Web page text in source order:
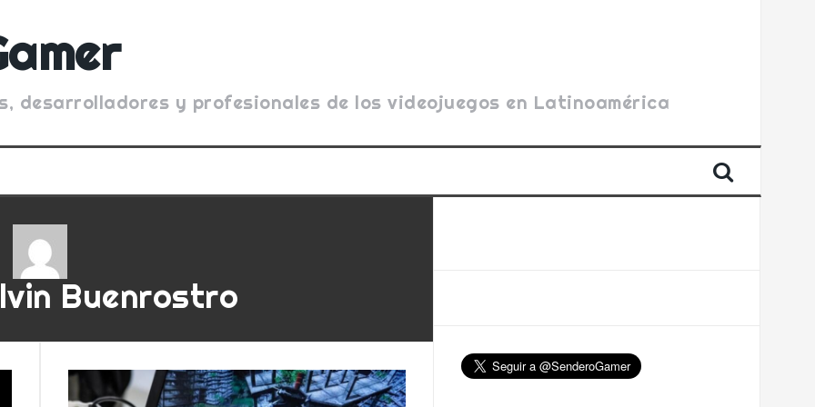
desarrolladores y profesionales de los videojuegos en Latinoamérica
Buenrostro